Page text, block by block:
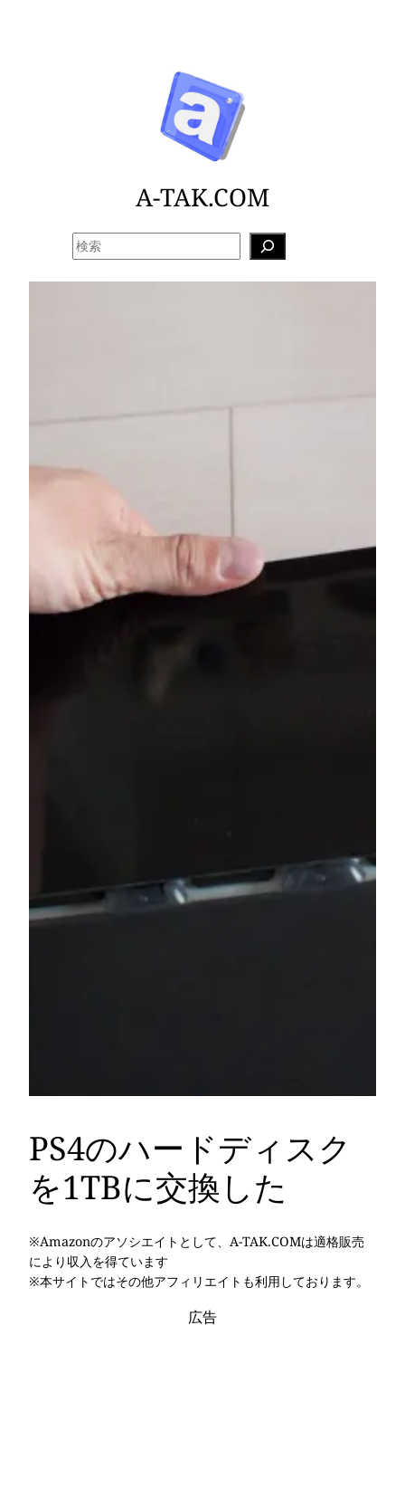
A-TAK.COM
PS4のハードディスク
を1TBに交換した
※Amazonのアソシエイトとして、A-TAK.COMは適格販売
により収入を得ています
※本サイトではその他アフィリエイトも利用しております。
広告